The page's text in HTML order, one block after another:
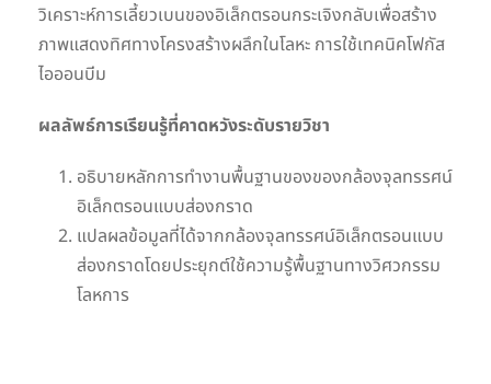
วิเคราะห์การเลี้ยวเบนของอิเล็กตรอนกระเจิงกลับเพื่อสร้าง
ภาพแสดงทิศทางโครงสร้างผลึกในโลหะ การใช้เทคนิคโฟกัส
ไอออนบีม
ผลลัพธ์การเรียนรู้ที่คาดหวังระดับรายวิชา
อธิบายหลักการทำงานพื้นฐานของของกล้องจุลทรรศน์
อิเล็กตรอนแบบส่องกราด
แปลผลข้อมูลที่ได้จากกล้องจุลทรรศน์อิเล็กตรอนแบบ
ส่องกราดโดยประยุกต์ใช้ความรู้พื้นฐานทางวิศวกรรม
โลหการ